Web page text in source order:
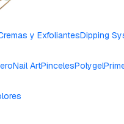
y ExfoliantesDipping
Nail ArtPincelesPolygel